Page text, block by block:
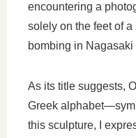
encountering a
solely on the feet of
bombing in
As its title suggests,
Greek
this sculpture, I